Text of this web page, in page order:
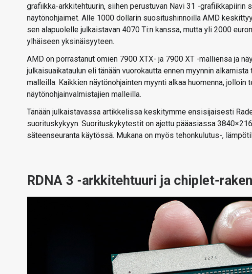
grafiikka-arkkitehtuurin, siihen perustuvan Navi 31 -grafiikkapiirin
näytönohjaimet. Alle 1000 dollarin suositushinnoilla AMD
sen alapuolelle julkaistavan 4070 Ti:n kanssa, mutta yli 2000
ylhäiseen yksinäisyyteen.
AMD on porrastanut omien 7900 XTX- ja 7900 XT -malliensa ja
julkaisuaikataulun eli tänään vuorokautta ennen myynnin
malleilla. Kaikkien näytönohjainten myynti alkaa huomenna,
näytönohjainvalmistajien malleilla.
Tänään julkaistavassa artikkelissa keskitymme ensisijaisesti
suorituskykyyn. Suorituskykytestit on ajettu pääasiassa
säteenseuranta käytössä. Mukana on myös tehonkulutus-,
RDNA 3 -arkkitehtuuri ja chiplet-